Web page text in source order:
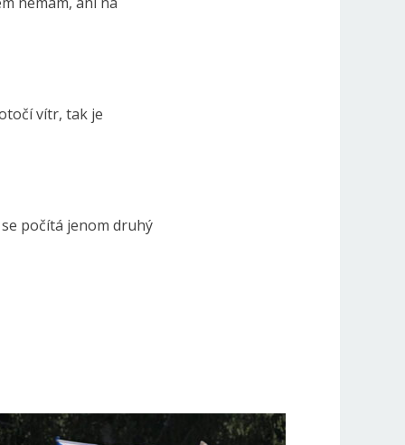
vítr, tak je
počítá jenom druhý